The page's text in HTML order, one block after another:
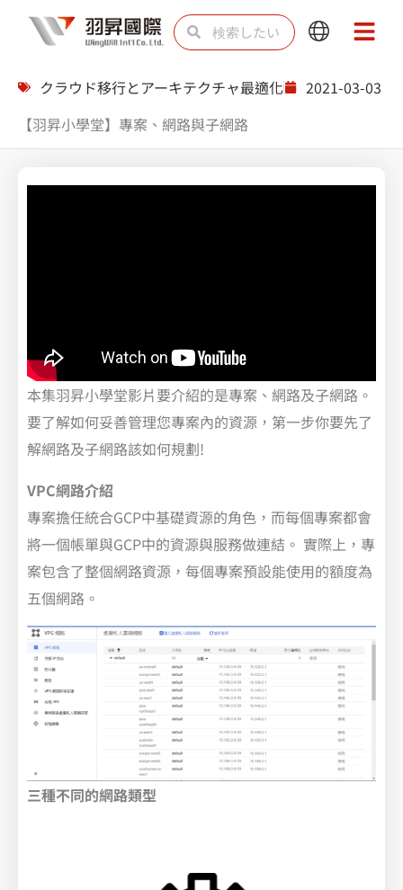
検
索 索
Main
Main
クラウド移行とアーキテクチャ最適化
2021-03-03
【羽昇小學堂】專案、網路與子網路
本集羽昇小學堂影片要介紹的是專案、網路及子網路。
要了解如何妥善管理您專案內的資源，第一步你要先了
解網路及子網路該如何規劃!
VPC網路介紹
專案擔任統合GCP中基礎資源的角色，而每個專案都會
將一個帳單與GCP中的資源與服務做連結。 實際上，專
案包含了整個網路資源，每個專案預設能使用的額度為
五個網路。
三種不同的網路類型